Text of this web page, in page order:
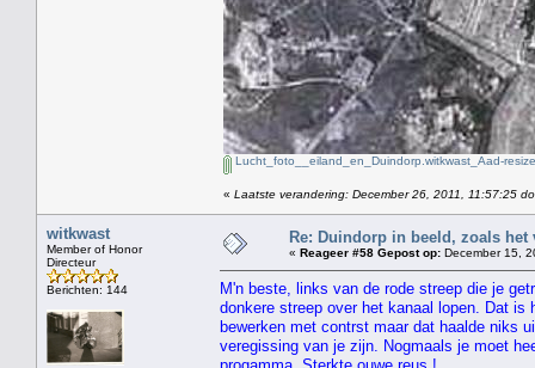
Lucht_foto__eiland_en_Duindorp.witkwast_Aad-
« Laatste verandering: December 26, 2011, 11:57:25
witkwast
Member of Honor
Directeur
Berichten: 144
Re: Duindorp in beeld, zoals het
« Reageer #58 Gepost op: December 15,
M'n beste, links van de rode streep die je
donkere streep over het kanaal lopen. Dat
bewerken met contrst maar dat haalde niks
veregissing van je zijn. Nogmaals je moet